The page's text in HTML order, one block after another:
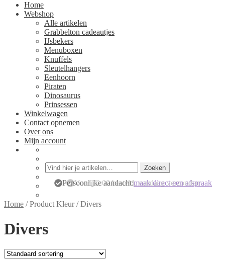
Home
Webshop
Alle artikelen
Grabbelton cadeautjes
IJsbekers
Menuboxen
Knuffels
Sleutelhangers
Eenhoorn
Piraten
Dinosaurus
Prinsessen
Winkelwagen
Contact opnemen
Over ons
Mijn account
Zoeken
naar:
Zoeken
Persoonlijke aandacht:maak direct een afspraak
Home /Product Kleur/Divers
Divers